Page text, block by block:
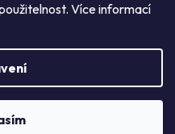
Více informací
Shoptet
. Všechna práva vyhrazena.